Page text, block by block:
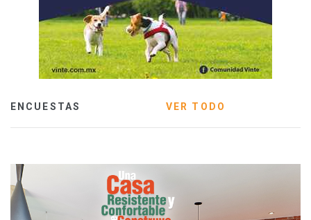
ENCUESTAS VER TODO